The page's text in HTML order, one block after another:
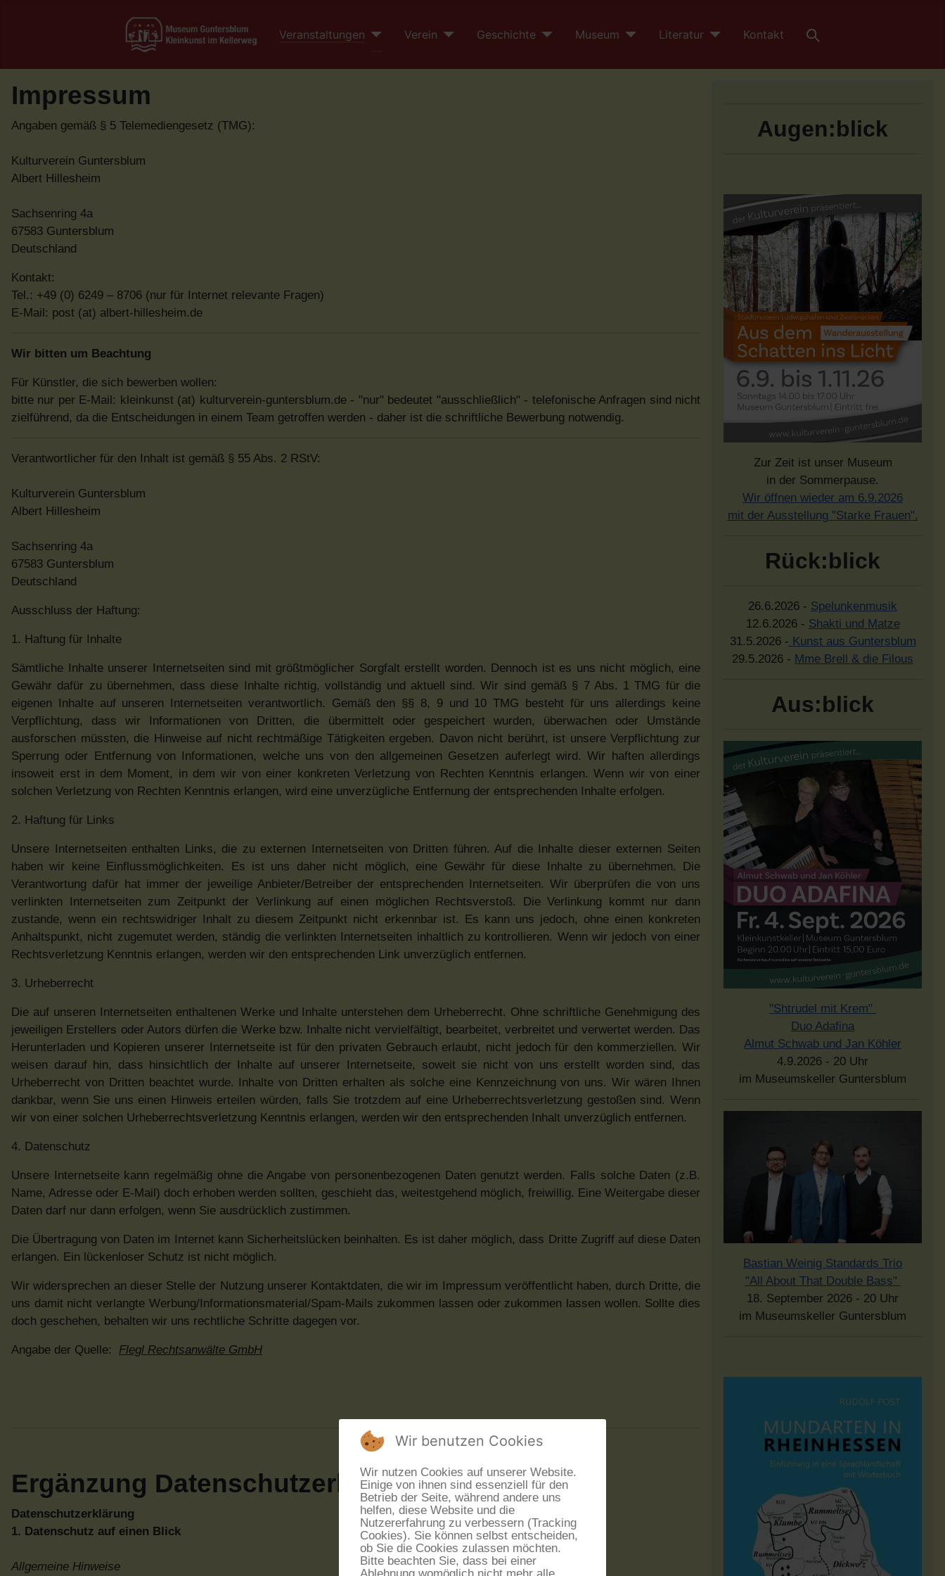
Veranstaltungen Verein Geschichte Museum Literatur Kontakt
Impressum
Angaben gemäß § 5 Telemediengesetz (TMG):
Kulturverein Guntersblum
Albert Hillesheim
Sachsenring 4a
67583 Guntersblum
Deutschland
Kontakt:
Tel.: +49 (0) 6249 – 8706 (nur für Internet relevante Fragen)
E-Mail: post (at) albert-hillesheim.de
Wir bitten um Beachtung
Für Künstler, die sich bewerben wollen:
bitte nur per E-Mail: kleinkunst (at) kulturverein-guntersblum.de - "nur" bedeutet "ausschließlich" - telefonische Anfragen sind nicht
zielführend, da die Entscheidungen in einem Team getroffen werden - daher ist die schriftliche Bewerbung notwendig.
Verantwortlicher für den Inhalt ist gemäß § 55 Abs. 2 RStV:
Kulturverein Guntersblum
Albert Hillesheim
Sachsenring 4a
67583 Guntersblum
Deutschland
Ausschluss der Haftung:
1. Haftung für Inhalte
Sämtliche Inhalte unserer Internetseiten sind mit größtmöglicher Sorgfalt erstellt worden. Dennoch ist es uns nicht möglich, eine
Gewähr dafür zu übernehmen, dass diese Inhalte richtig, vollständig und aktuell sind. Wir sind gemäß § 7 Abs. 1 TMG für die
eigenen Inhalte auf unseren Internetseiten verantwortlich. Gemäß den §§ 8, 9 und 10 TMG besteht für uns allerdings keine
Verpflichtung, dass wir Informationen von Dritten, die übermittelt oder gespeichert wurden, überwachen oder Umstände
ausforschen müssten, die Hinweise auf nicht rechtmäßige Tätigkeiten ergeben. Davon nicht berührt, ist unsere Verpflichtung zur
Sperrung oder Entfernung von Informationen, welche uns von den allgemeinen Gesetzen auferlegt wird. Wir haften allerdings
insoweit erst in dem Moment, in dem wir von einer konkreten Verletzung von Rechten Kenntnis erlangen. Wenn wir von einer
solchen Verletzung von Rechten Kenntnis erlangen, wird eine unverzügliche Entfernung der entsprechenden Inhalte erfolgen.
2. Haftung für Links
Unsere Internetseiten enthalten Links, die zu externen Internetseiten von Dritten führen. Auf die Inhalte dieser externen Seiten
haben wir keine Einflussmöglichkeiten. Es ist uns daher nicht möglich, eine Gewähr für diese Inhalte zu übernehmen. Die
Verantwortung dafür hat immer der jeweilige Anbieter/Betreiber der entsprechenden Internetseiten. Wir überprüfen die von uns
verlinkten Internetseiten zum Zeitpunkt der Verlinkung auf einen möglichen Rechtsverstoß. Die Verlinkung kommt nur dann
zustande, wenn ein rechtswidriger Inhalt zu diesem Zeitpunkt nicht erkennbar ist. Es kann uns jedoch, ohne einen konkreten
Anhaltspunkt, nicht zugemutet werden, ständig die verlinkten Internetseiten inhaltlich zu kontrollieren. Wenn wir jedoch von einer
Rechtsverletzung Kenntnis erlangen, werden wir den entsprechenden Link unverzüglich entfernen.
3. Urheberrecht
Die auf unseren Internetseiten enthaltenen Werke und Inhalte unterstehen dem Urheberrecht. Ohne schriftliche Genehmigung des
jeweiligen Erstellers oder Autors dürfen die Werke bzw. Inhalte nicht vervielfältigt, bearbeitet, verbreitet und verwertet werden. Das
Herunterladen und Kopieren unserer Internetseite ist für den privaten Gebrauch erlaubt, nicht jedoch für den kommerziellen. Wir
weisen darauf hin, dass hinsichtlich der Inhalte auf unserer Internetseite, soweit sie nicht von uns erstellt worden sind, das
Urheberrecht von Dritten beachtet wurde. Inhalte von Dritten erhalten als solche eine Kennzeichnung von uns. Wir wären Ihnen
dankbar, wenn Sie uns einen Hinweis erteilen würden, falls Sie trotzdem auf eine Urheberrechtsverletzung gestoßen sind. Wenn
wir von einer solchen Urheberrechtsverletzung Kenntnis erlangen, werden wir den entsprechenden Inhalt unverzüglich entfernen.
4. Datenschutz
Unsere Internetseite kann regelmäßig ohne die Angabe von personenbezogenen Daten genutzt werden. Falls solche Daten (z.B.
Name, Adresse oder E-Mail) doch erhoben werden sollten, geschieht das, weitestgehend möglich, freiwillig. Eine Weitergabe dieser
Daten darf nur dann erfolgen, wenn Sie ausdrücklich zustimmen.
Die Übertragung von Daten im Internet kann Sicherheitslücken beinhalten. Es ist daher möglich, dass Dritte Zugriff auf diese Daten
erlangen. Ein lückenloser Schutz ist nicht möglich.
Wir widersprechen an dieser Stelle der Nutzung unserer Kontaktdaten, die wir im Impressum veröffentlicht haben, durch Dritte, die
uns damit nicht verlangte Werbung/Informationsmaterial/Spam-Mails zukommen lassen oder zukommen lassen wollen. Sollte dies
doch geschehen, behalten wir uns rechtliche Schritte dagegen vor.
Angabe der Quelle: Flegl Rechtsanwälte GmbH
Ergänzung Datenschutzerklärung
Datenschutzerklärung
1. Datenschutz auf einen Blick
Allgemeine Hinweise
Augen:blick
Zur Zeit ist unser Museum
in der Sommerpause.
Wir öffnen wieder am 6.9.2026
mit der Ausstellung "Starke Frauen".
Rück:blick
26.6.2026 - Spelunkenmusik
12.6.2026 - Shakti und Matze
31.5.2026 - Kunst aus Guntersblum
29.5.2026 - Mme Brell & die Filous
Aus:blick
"Shtrudel mit Krem"
Duo Adafina
Almut Schwab und Jan Köhler
4.9.2026 - 20 Uhr
im Museumskeller Guntersblum
Bastian Weinig Standards Trio
"All About That Double Bass"
18. September 2026 - 20 Uhr
im Museumskeller Guntersblum
Wir benutzen Cookies
Wir nutzen Cookies auf unserer Website.
Einige von ihnen sind essenziell für den
Betrieb der Seite, während andere uns
helfen, diese Website und die
Nutzererfahrung zu verbessern (Tracking
Cookies). Sie können selbst entscheiden,
ob Sie die Cookies zulassen möchten.
Bitte beachten Sie, dass bei einer